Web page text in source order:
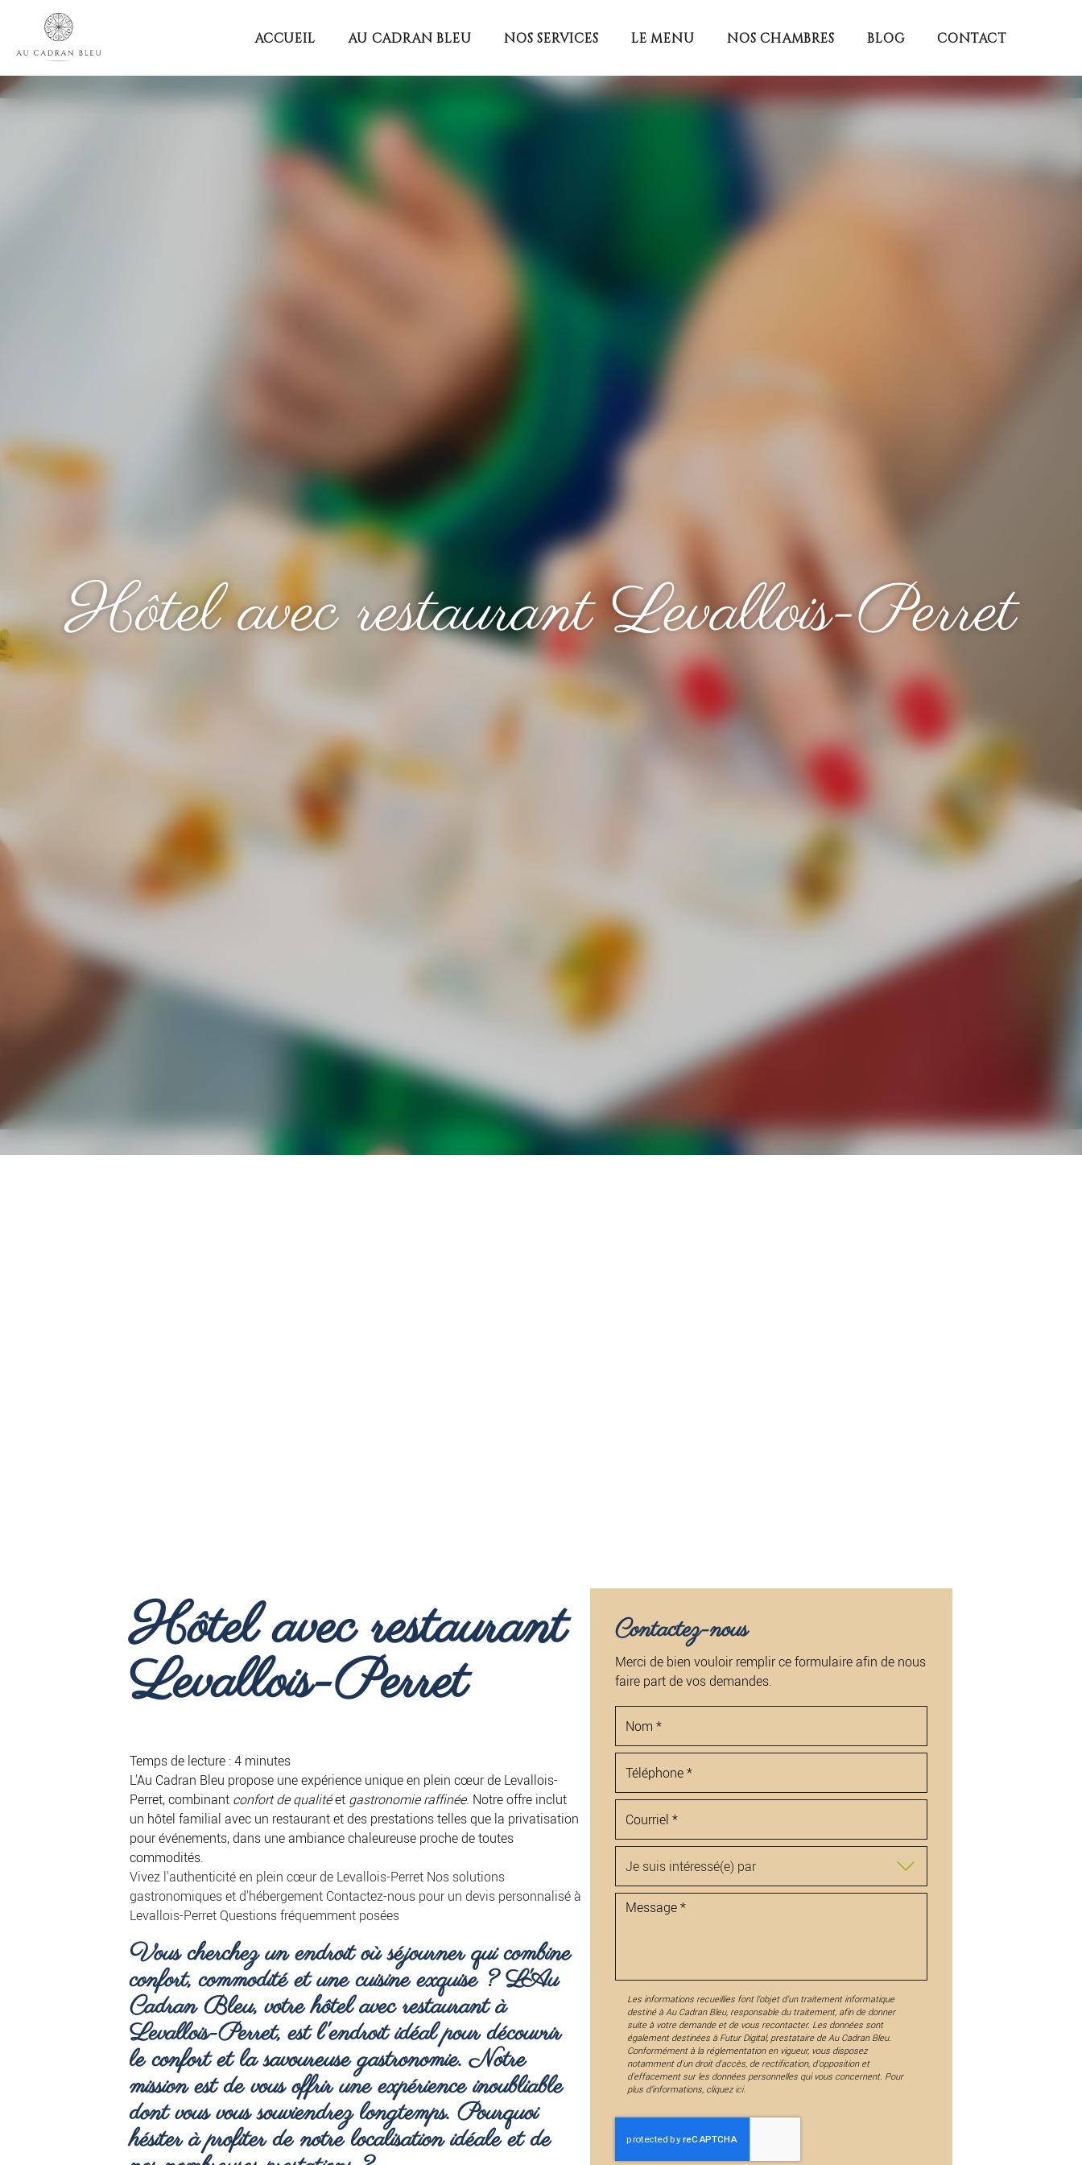
ACCUEIL AU CADRAN BLEU NOS SERVICES LE MENU NOS CHAMBRES BLOG CONTACT
Hôtel avec restaurant Levallois-Perret
Hôtel avec restaurant
Levallois-Perret
Temps de lecture : 4 minutes
L'Au Cadran Bleu propose une expérience unique en plein cœur de Levallois-
Perret, combinant confort de qualitéet gastronomie raffinée. Notre offre inclut
un hôtel familial avec un restaurant et des prestations telles que la privatisation
pour événements, dans une ambiance chaleureuse proche de toutes
commodités.
Vivez l'authenticité en plein cœur de Levallois-Perret Nos solutions
gastronomiques et d'hébergement Contactez-nous pour un devis personnalisé à
Levallois-Perret Questions fréquemment posées
Vous cherchez un endroit où séjourner qui combine
confort, commodité et une cuisine exquise ? L'Au
Cadran Bleu, votrehôtel avec restaurant à
Levallois-Perret, est l'endroit idéal pour découvrir
le confort et la savoureuse gastronomie. Notre
mission est de vous offrir une expérience inoubliable
dont vous vous souviendrez longtemps. Pourquoi
hésiter à profiter de notre localisation idéale et de
Contactez-nous
Merci de bien vouloir remplir ce formulaire afin de nous
faire part de vos demandes.
Les informations recueillies font l’objet d’un traitement informatique
destiné àAu Cadran Bleu, responsable du traitement, afin de donner
suite à votre demande et de vous recontacter. Les données sont
également destinées à Futur Digital, prestataire de Au Cadran Bleu.
Conformément à la réglementation en vigueur, vous disposez
notamment d'un droit d'accès, de rectification, d'opposition et
d'effacement sur les données personnelles qui vous concernent. Pour
plus d’informations, cliquez ici.